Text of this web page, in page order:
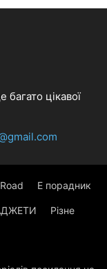
цікавої
Е порадник
Різне